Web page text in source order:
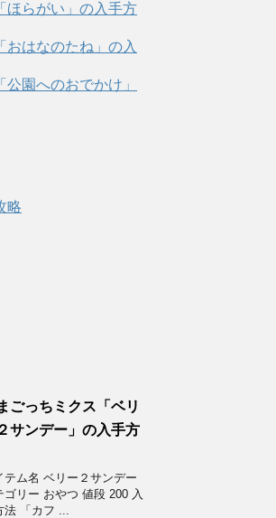
ほらがい」の入手方
おはなのたね」の入
園へのおでかけ」
略
ごっちミクス「ベリ
サンデー」の入手方
テム名 ベリー２サンデー
ゴリー おやつ 値段 200 入
法 「カフ ...